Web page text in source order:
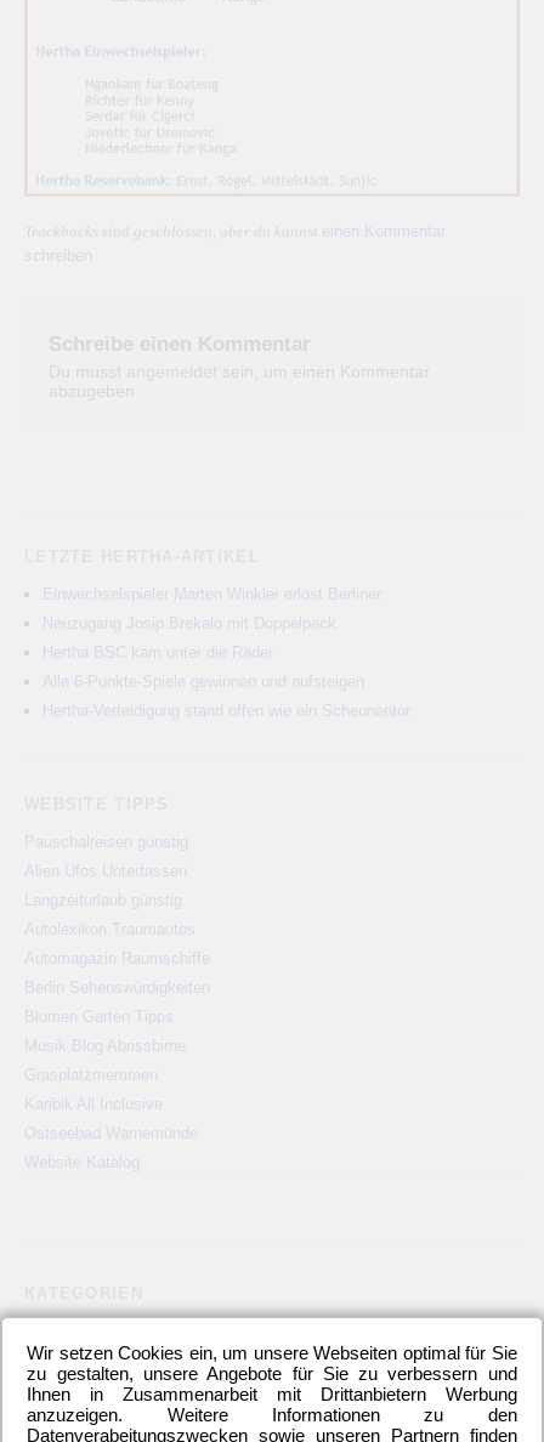
Trackbacks sind geschlossen, aber du kannst einen Kommentar
schreiben
Schreibe einen Kommentar
Du musst angemeldet sein, um einen Kommentar
abzugeben.
Einwechselspieler Marten Winkler erlöst Berliner
Neuzugang Josip Brekalo mit Doppelpack
Hertha BSC kam unter die Räder
Alle 6-Punkte-Spiele gewinnen und aufsteigen
Hertha-Verteidigung stand offen wie ein Scheunentor
Pauschalreisen günstig
Alien Ufos Untertassen
Langzeiturlaub günstig
Autolexikon Traumautos
Automagazin Raumschiffe
Berlin Sehenswürdigkeiten
Blumen Garten Tipps
Musik Blog Abrissbirne
Grasplatzmemmen
Karibik All Inclusive
Ostseebad Warnemünde
Website Katalog
Bundesliga(445) DFB-Auswahl(17) DFB-Pokal (62)
EM(21) Freundschaftsspiel(22) Hertha BSC Berlin(699)
Relegationsspiel
Schiedsrichter(21) Transfers
(7)
Wir setzen Cookies ein, um unsere Webseiten optimal für Sie
zu gestalten, unsere Angebote für Sie zu verbessern und
Ihnen in Zusammenarbeit mit Drittanbietern Werbung
anzuzeigen. Weitere Informationen zu den
Datenverabeitungszwecken sowie unseren Partnern finden